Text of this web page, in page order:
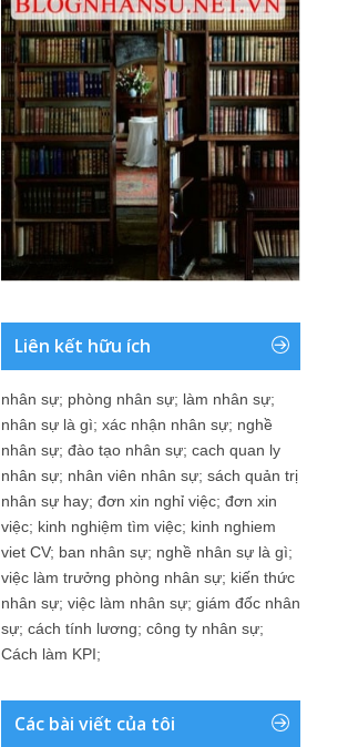
Liên kết hữu ích
nhân sự; phòng nhân sự; làm nhân sự;
nhân sự là gì; xác nhận nhân sự; nghề
nhân sự; đào tạo nhân sự; cach quan ly
nhân sự; nhân viên nhân sự; sách quản trị
nhân sự hay; đơn xin nghỉ việc; đơn xin
việc; kinh nghiệm tìm việc; kinh nghiem
viet CV; ban nhân sự; nghề nhân sự là gì;
việc làm trưởng phòng nhân sự; kiến thức
nhân sự; việc làm nhân sự; giám đốc nhân
sự; cách tính lương; công ty nhân sự;
Cách làm KPI;
Các bài viết của tôi